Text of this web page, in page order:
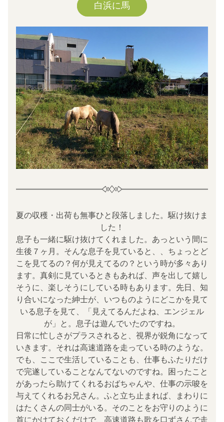
白浜に馬
夏の収穫・出荷も無事ひと段落しました。駆け抜けま
した！
息子も一緒に駆け抜けてくれました。あっという間に
生後７ヶ月。そんな息子を見ていると、、ちょっとど
こを見てるの？何が見えてるの？という時が多々あり
ます。真剣に見ているときもあれば、声を出して嬉し
そうに、楽しそうにしている時もあります。先日、知
り合いになった紳士が、いつものようにどこかを見て
いる息子を見て、「見えてるんだよね、エンジェル
が」と。息子は遊んでいたのですね。
日常に忙しさがプラスされると、視界が鋭角になって
いきます。それは高速道路を走っている時のような。
でも、ここで生活していることも、仕事もふたりだけ
で完遂していることなんてないのですね。困ったこと
があったら助けてくれるおばちゃんや、仕事の示唆を
与えてくれるお兄さん。ふと立ち止まれば、まわりに
はたくさんの同士がいる。そのことをお守りのように
首にかけておくだけで、高速道路も歌を口ずさんで走